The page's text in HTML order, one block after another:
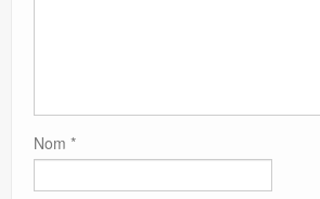
Nom *